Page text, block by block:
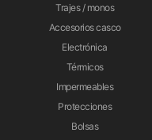
Trajes / monos
Accesorios casco
Electrónica
Térmicos
Impermeables
Protecciones
Bolsas